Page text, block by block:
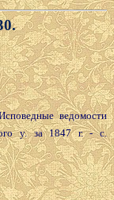
ведомости
у. за 1847 г. - с.